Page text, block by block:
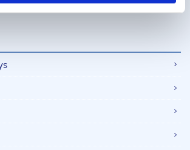
souborech cookie.
analýze naší návštěvnosti využíváme
Informace o tom, jak náš web používáte,
tyto údaje mohou zkombinovat s
které jste jim poskytli nebo které